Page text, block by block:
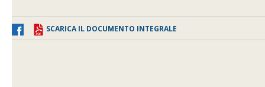
SCARICA IL DOCUMENTO INTEGRALE